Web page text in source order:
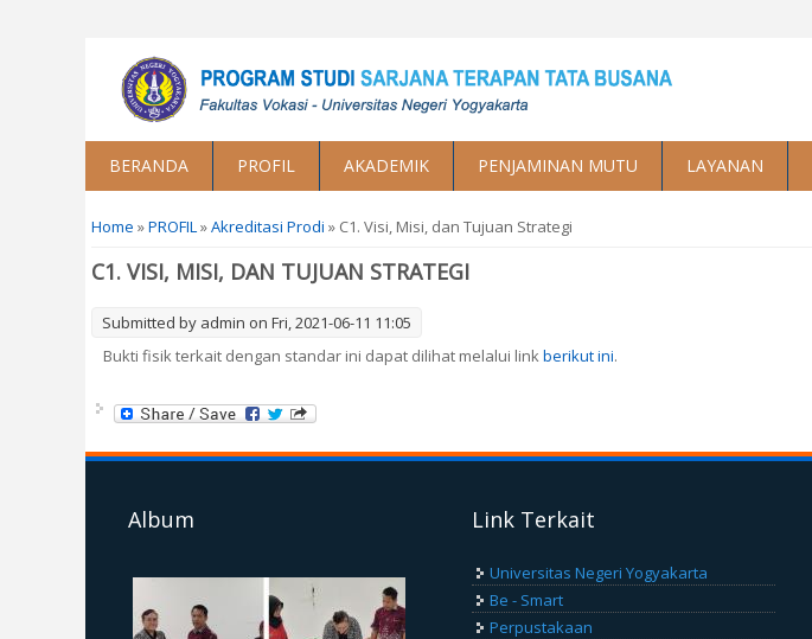
BERANDA PROFIL AKADEMIK PENJAMINAN MUTU LAYANAN
You are here
Home »PROFIL»Akreditasi Prodi » C1. Visi, Misi, dan Tujuan Strategi
C1. VISI, MISI, DAN TUJUAN STRATEGI
Submitted by admin on Fri, 2021-06-11 11:05
Bukti fisik terkait dengan standar ini dapat dilihat melalui linkberikut ini.
Album Link Terkait
Universitas Negeri Yogyakarta
Be - Smart
Perpustakaan